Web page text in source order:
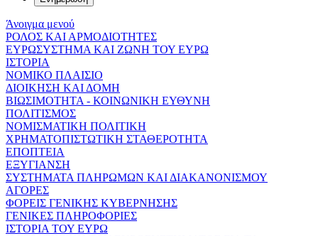
Άνοιγμα μενού
ΡΟΛΟΣ ΚΑΙ ΑΡΜΟΔΙΟΤΗΤΕΣ
ΕΥΡΩΣΥΣΤΗΜΑ ΚΑΙ ΖΩΝΗ ΤΟΥ ΕΥΡΩ
ΙΣΤΟΡΙΑ
ΝΟΜΙΚΟ ΠΛΑΙΣΙΟ
ΔΙΟΙΚΗΣΗ ΚΑΙ ΔΟΜΗ
ΒΙΩΣΙΜΟΤΗΤΑ - ΚΟΙΝΩΝΙΚΗ ΕΥΘΥΝΗ
ΠΟΛΙΤΙΣΜΟΣ
ΝΟΜΙΣΜΑΤΙΚΗ ΠΟΛΙΤΙΚΗ
ΧΡΗΜΑΤΟΠΙΣΤΩΤΙΚΗ ΣΤΑΘΕΡΟΤΗΤΑ
ΕΠΟΠΤΕΙΑ
ΕΞΥΓΙΑΝΣΗ
ΣΥΣΤΗΜΑΤΑ ΠΛΗΡΩΜΩΝ ΚΑΙ ΔΙΑΚΑΝΟΝΙΣΜΟΥ
ΑΓΟΡΕΣ
ΦΟΡΕΙΣ ΓΕΝΙΚΗΣ ΚΥΒΕΡΝΗΣΗΣ
ΓΕΝΙΚΕΣ ΠΛΗΡΟΦΟΡΙΕΣ
ΙΣΤΟΡΙΑ ΤΟΥ ΕΥΡΩ